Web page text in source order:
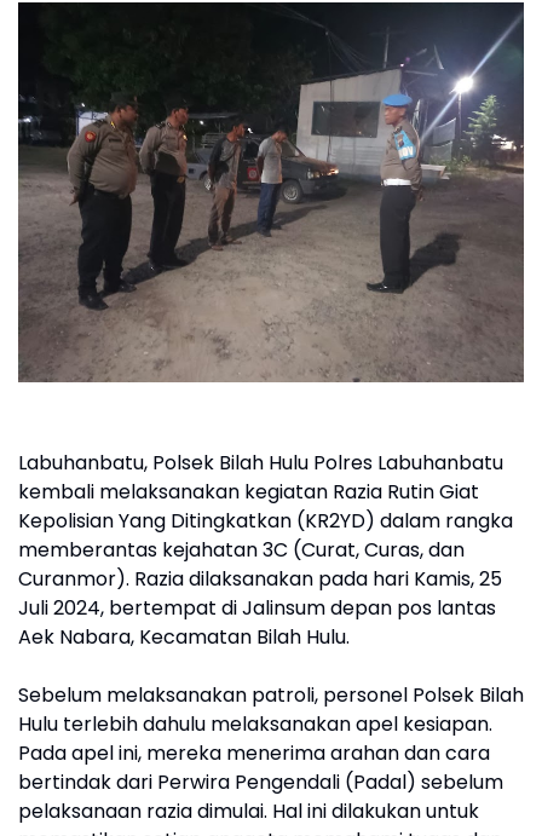
Labuhanbatu, Polsek Bilah Hulu Polres Labuhanbatu
kembali melaksanakan kegiatan Razia Rutin Giat
Kepolisian Yang Ditingkatkan (KR2YD) dalam rangka
memberantas kejahatan 3C (Curat, Curas, dan
Curanmor). Razia dilaksanakan pada hari Kamis, 25
Juli 2024, bertempat di Jalinsum depan pos lantas
Aek Nabara, Kecamatan Bilah Hulu.
Sebelum melaksanakan patroli, personel Polsek Bilah
Hulu terlebih dahulu melaksanakan apel kesiapan.
Pada apel ini, mereka menerima arahan dan cara
bertindak dari Perwira Pengendali (Padal) sebelum
pelaksanaan razia dimulai. Hal ini dilakukan untuk